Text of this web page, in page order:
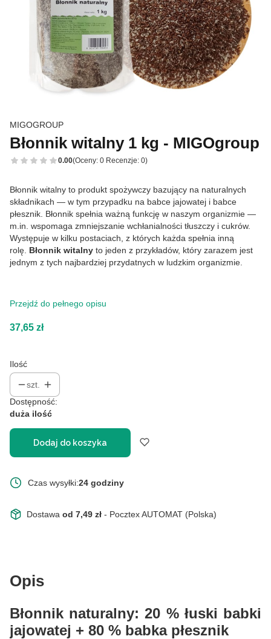
MIGOGROUP
Błonnik witalny 1 kg - MIGOgroup
0.00(Oceny: 0 Recenzje: 0)
Błonnik witalny to produkt spożywczy bazujący na naturalnych
składnikach — w tym przypadku na babce jajowatej i babce
płesznik. Błonnik spełnia ważną funkcję w naszym organizmie —
m.in. wspomaga zmniejszanie wchłanialności tłuszczy i cukrów.
Występuje w kilku postaciach, z których każda spełnia inną
rolę. Błonnik witalny to jeden z przykładów, który zarazem jest
jednym z tych najbardziej przydatnych w ludzkim organizmie.
Przejdź do pełnego opisu
Cena
37,65 zł
Ilość
szt.
Dostępność:
duża ilość
Dodaj do koszyka
Czas wysyłki:24 godziny
Dostawa od 7,49 zł - Pocztex AUTOMAT (Polska)
Opis
Błonnik naturalny: 20 % łuski babki
jajowatej + 80 % babka płesznik